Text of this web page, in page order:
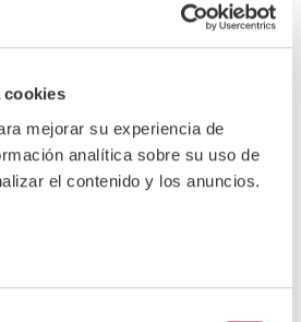
cookies
mejorar su experiencia de
analítica sobre su uso de
el contenido y los anuncios.
en los procesos de
los mismos rigurosos
debida de la cadena de
para los bienes.
en los contratos de